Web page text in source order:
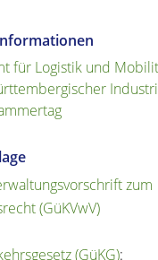
für Logistik und
zum
(GüKVwV)
(GüKG):